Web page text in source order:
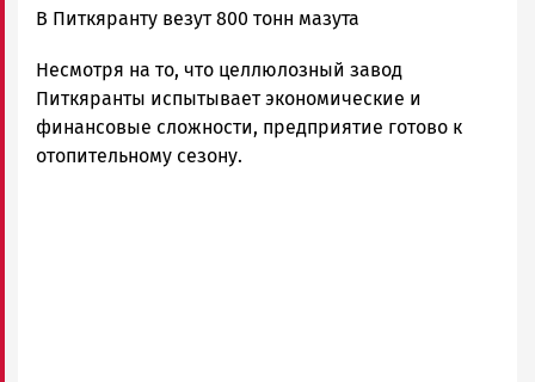
admintimur
Петрозаводска
и
Карелии
|
В Питкяранту везут 800 тонн мазута
Несмотря на то, что целлюлозный завод
Питкяранты испытывает экономические и
финансовые сложности, предприятие готово к
отопительному сезону.